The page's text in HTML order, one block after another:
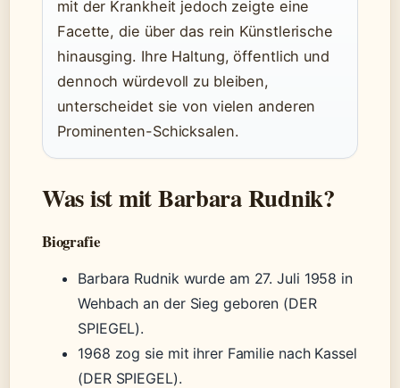
mit der Krankheit jedoch zeigte eine
Facette, die über das rein Künstlerische
hinausging. Ihre Haltung, öffentlich und
dennoch würdevoll zu bleiben,
unterscheidet sie von vielen anderen
Prominenten-Schicksalen.
Was ist mit Barbara Rudnik?
Biografie
Barbara Rudnik wurde am 27. Juli 1958 in
Wehbach an der Sieg geboren (DER
SPIEGEL).
1968 zog sie mit ihrer Familie nach Kassel
(DER SPIEGEL).